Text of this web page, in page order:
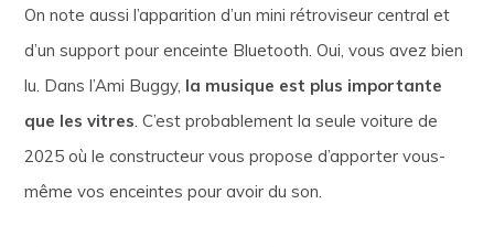
On note aussi l’apparition d’un mini rétroviseur central et
d’un support pour enceinte Bluetooth. Oui, vous avez bien
lu. Dans l’Ami Buggy, la musique est plus importante
que les vitres. C’est probablement la seule voiture de
2025 où le constructeur vous propose d’apporter vous-
même vos enceintes pour avoir du son.